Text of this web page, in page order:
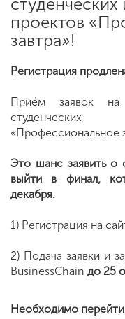
проектов
завтра»!
Регистрация
Приём заявок на
студенческих
«Профессиональное
Это шанс заявить о
выйти в финал,
декабря.
1) Регистрация на
2) Подача заявки и
BusinessChain до 25
Необходимо